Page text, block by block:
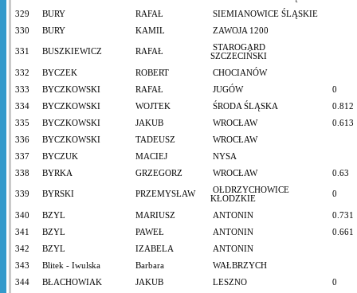
329
BURY RAFAŁ
SIEMIANOWICE ŚLĄSKIE
330
BURY KAMIL ZAWOJA 1200
331 BUSZKIEWICZ RAFAŁ
STAROGARD
SZCZECIŃSKI
332
BYCZEK ROBERT
CHOCIANÓW
333
BYCZKOWSKI RAFAŁ JUGÓW
0
334
BYCZKOWSKI WOJTEK ŚRODA ŚLĄSKA
0.812
335
BYCZKOWSKI JAKUB WROCŁAW
0.613
336
BYCZKOWSKI TADEUSZ
WROCŁAW
337
BYCZUK MACIEJ
NYSA
338
BYRKA GRZEGORZ WROCŁAW 0.63
339 BYRSKI PRZEMYSŁAW
OŁDRZYCHOWICE
KŁODZKIE
0
340 BZYL MARIUSZ ANTONIN
0.731
341
BZYL PAWEŁ ANTONIN
0.661
342
BZYL IZABELA
ANTONIN
343
Blitek - Iwulska Barbara
WAŁBRZYCH
344
BŁACHOWIAK JAKUB LESZNO
0